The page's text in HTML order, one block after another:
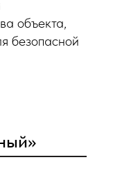
объекта,
безопасной